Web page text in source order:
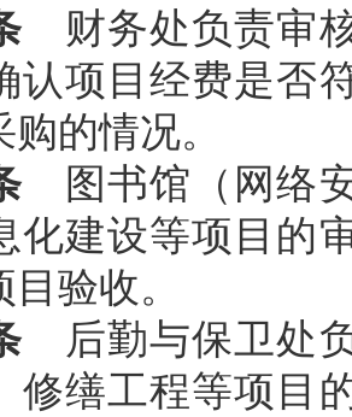
财务处负责审
认项目经费是否
的情况。
图书馆（网络
化建设等项目的
验收。
后勤与保卫处
修缮工程等项目